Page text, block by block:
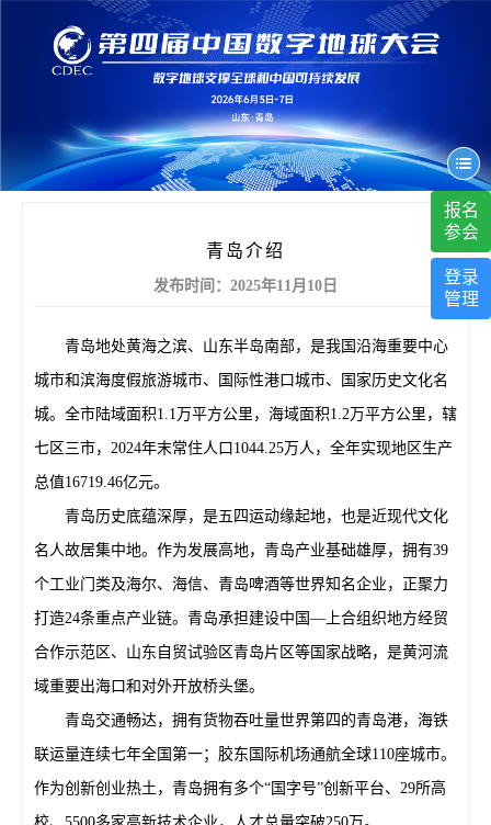
青岛介绍
发布时间：2025年11月10日
青岛地处黄海之滨、山东半岛南部，是我国沿海重要中心
城市和滨海度假旅游城市、国际性港口城市、国家历史文化名
城。全市陆域面积1.1万平方公里，海域面积1.2万平方公里，辖
七区三市，2024年末常住人口1044.25万人，全年实现地区生产
总值16719.46亿元。
青岛历史底蕴深厚，是五四运动缘起地，也是近现代文化
名人故居集中地。作为发展高地，青岛产业基础雄厚，拥有39
个工业门类及海尔、海信、青岛啤酒等世界知名企业，正聚力
打造24条重点产业链。青岛承担建设中国—上合组织地方经贸
合作示范区、山东自贸试验区青岛片区等国家战略，是黄河流
域重要出海口和对外开放桥头堡。
青岛交通畅达，拥有货物吞吐量世界第四的青岛港，海铁
联运量连续七年全国第一；胶东国际机场通航全球110座城市。
作为创新创业热土，青岛拥有多个“国字号”创新平台、29所高
报名
参会
登录
管理